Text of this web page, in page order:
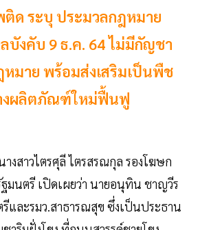
ติด ระบุ ประมวลกฎหมาย
บังคับ 9 ธ.ค. 64 ไม่มีกัญชา
มาย พร้อมส่งเสริมเป็นพืช
งผลิตภัณฑ์ใหม่ฟื้นฟู
างสาวไตรศุลี ไตรสรณกุล รองโฆษก
มนตรี เปิดเผยว่า นายอนุทิน ชาญวีร
และรมว.สาธารณสุข ซึ่งเป็นประธาน